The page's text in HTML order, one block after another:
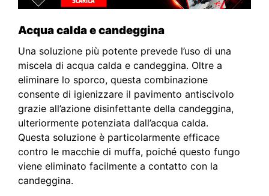
Acqua calda e candeggina
Una soluzione più potente prevede l’uso di una
miscela di acqua calda e candeggina. Oltre a
eliminare lo sporco, questa combinazione
consente di igienizzare il pavimento antiscivolo
grazie all’azione disinfettante della candeggina,
ulteriormente potenziata dall’acqua calda.
Questa soluzione è particolarmente efficace
contro le macchie di muffa, poiché questo fungo
viene eliminato facilmente a contatto con la
candeggina.